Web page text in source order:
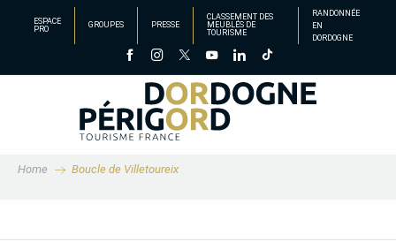
principal
ESPACE
PRO
GROUPES PRESSE
CLASSEMENT DES
MEUBLÉS DE
TOURISME
RANDONNÉE
EN
DORDOGNE
Home Boucle de Villetoureix